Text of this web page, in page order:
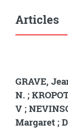
Articles
GRAVE,
N. ;
V ;
Margaret ;